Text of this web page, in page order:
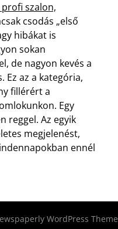
profi szalon,
csodás „első
hibákat is
sokan
de nagyon kevés a
Ez az a kategória,
fillérért a
Egy
reggel. Az egyik
megjelenést,
ennél
WordPress Theme